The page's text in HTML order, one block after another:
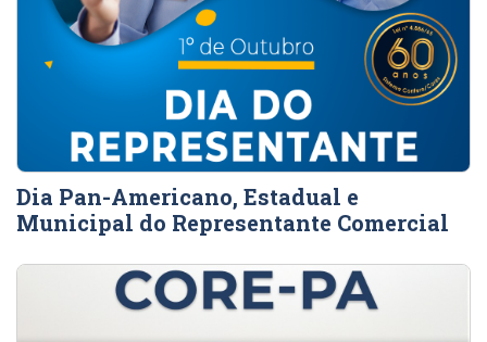
Dia Pan-Americano, Estadual e
Municipal do Representante Comercial